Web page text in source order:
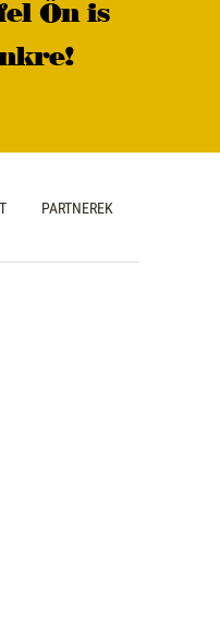
Ön is
PARTNEREK